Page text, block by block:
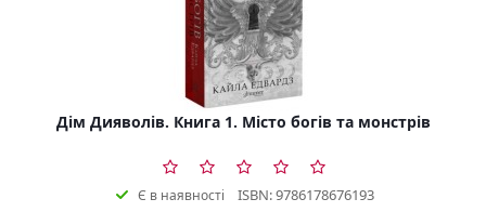
Дім Дияволів. Книга 1. Місто богів та монстрів
Є в наявності ISBN: 9786178676193